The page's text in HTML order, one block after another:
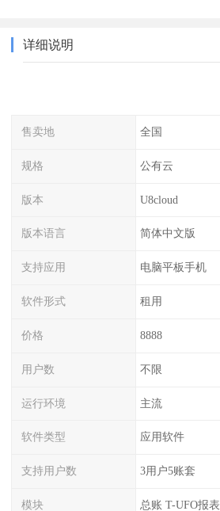
详细说明
售卖地 全国
规格 公有云
版本 U8cloud
版本语言 简体中文版
支持应用 电脑平板手机
软件形式 租用
价格 8888
用户数 不限
运行环境 主流
软件类型 应用软件
支持用户数 3用户5账套
模块 总账 T-UFO报表